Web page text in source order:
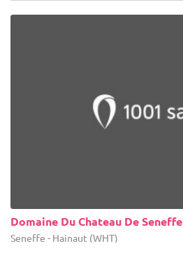
Domaine Du Chateau De Seneffe
Seneffe - Hainaut (WHT)